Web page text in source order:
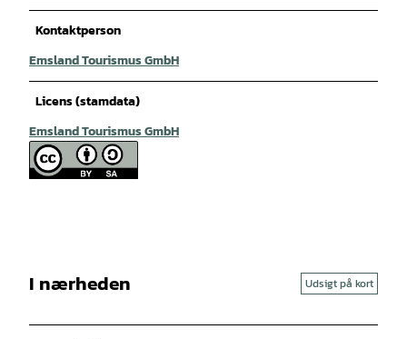
Kontaktperson
Emsland Tourismus GmbH
Licens (stamdata)
Emsland Tourismus GmbH
I nærheden Udsigt på kort